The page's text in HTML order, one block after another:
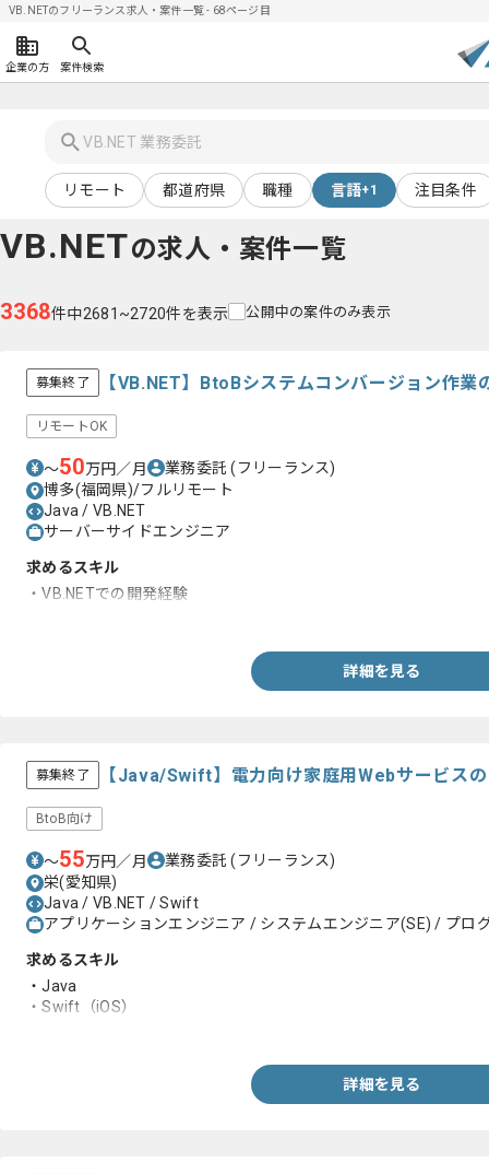
VB.NETのフリーランス求人・案件一覧 - 68ページ目
企業の方 案件検索
リモート 都道府県 職種 言語+1 注目条件
VB.NETの求人・案件一覧
3368件中2681~2720件を表示 公開中の案件のみ表示
募集終了 【VB.NET】BtoBシステムコンバージョン作
リモートOK
〜50万円／月 業務委託(フリーランス)
博多(福岡県)/フルリモート
Java / VB.NET
サーバーサイドエンジニア
求めるスキル
・VB.NETでの開発経験
詳細を見る
募集終了 【Java/Swift】電力向け家庭用Webサービス
BtoB向け
〜55万円／月 業務委託(フリーランス)
栄(愛知県)
Java / VB.NET / Swift
アプリケーションエンジニア / システムエンジニア(SE) / プロ
求めるスキル
・Java
・Swift（iOS）
詳細を見る